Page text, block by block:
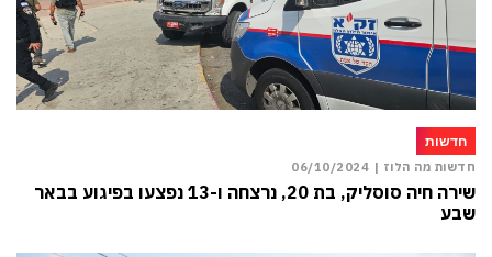
חדשות
חדשות מה הלוז | 06/10/2024
שירה חיה סוסליק, בת 20, נרצחה ו-13 נפצעו בפיגוע בבאר
שבע